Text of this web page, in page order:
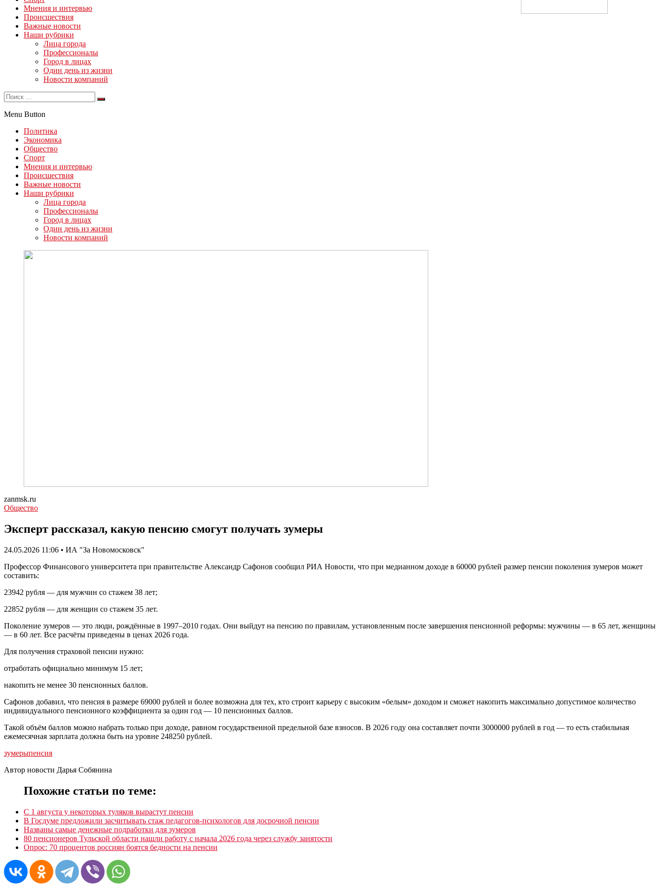
Мнения и интервью
Происшествия
Важные новости
Наши рубрики
Лица города
Профессионалы
Город в лицах
Один день из жизни
Новости компаний
Menu Button
Политика
Экономика
Общество
Спорт
Мнения и интервью
Происшествия
Важные новости
Наши рубрики
Лица города
Профессионалы
Город в лицах
Один день из жизни
Новости компаний
zanmsk.ru
Общество
Эксперт рассказал, какую пенсию смогут получать зумеры
24.05.2026 11:06 • ИА "За Новомосковск"
Профессор Финансового университета при правительстве Александр Сафонов сообщил РИА Новости, что при медианном доходе в 60000 рублей размер пенсии поколения зумеров может
составить:
23942 рубля — для мужчин со стажем 38 лет;
22852 рубля — для женщин со стажем 35 лет.
Поколение зумеров — это люди, рождённые в 1997–2010 годах. Они выйдут на пенсию по правилам, установленным после завершения пенсионной реформы: мужчины — в 65 лет, женщины
— в 60 лет. Все расчёты приведены в ценах 2026 года.
Для получения страховой пенсии нужно:
отработать официально минимум 15 лет;
накопить не менее 30 пенсионных баллов.
Сафонов добавил, что пенсия в размере 69000 рублей и более возможна для тех, кто строит карьеру с высоким «белым» доходом и сможет накопить максимально допустимое количество
индивидуального пенсионного коэффициента за один год — 10 пенсионных баллов.
Такой объём баллов можно набрать только при доходе, равном государственной предельной базе взносов. В 2026 году она составляет почти 3000000 рублей в год — то есть стабильная
ежемесячная зарплата должна быть на уровне 248250 рублей.
зумерыпенсия
Автор новости Дарья Собянина
Похожие статьи по теме:
С 1 августа у некоторых туляков вырастут пенсии
В Госдуме предложили засчитывать стаж педагогов‑психологов для досрочной пенсии
Названы самые денежные подработки для зумеров
80 пенсионеров Тульской области нашли работу с начала 2026 года через службу занятости
Опрос: 70 процентов россиян боятся бедности на пенсии